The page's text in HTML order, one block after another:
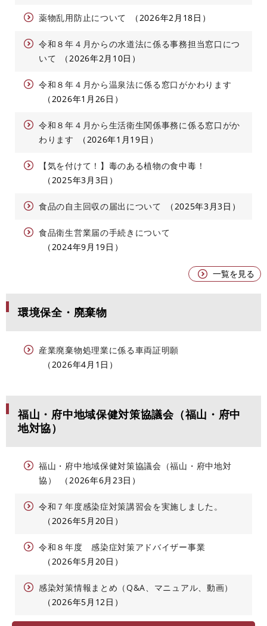
薬物乱用防止について 2026年2月18日
令和８年４月からの水道法に係る事務担当窓口につ
いて
2026年2月10日
令和８年４月から温泉法に係る窓口がかわります
2026年1月26日
令和８年４月から生活衛生関係事務に係る窓口がか
わります
2026年1月19日
【気を付けて！】毒のある植物の食中毒！
2025年3月3日
食品の自主回収の届出について 2025年3月3日
食品衛生営業届の手続きについて
2024年9月19日
一覧を見る
環境保全・廃棄物
産業廃棄物処理業に係る車両証明願
2026年4月1日
福山・府中地域保健対策協議会（福山・府中
地対協）
福山・府中地域保健対策協議会（福山・府中地対
協）
2026年6月23日
令和７年度感染症対策講習会を実施しました。
2026年5月20日
令和８年度 感染症対策アドバイザー事業
2026年5月20日
感染対策情報まとめ（Q&A、マニュアル、動画）
2026年5月12日